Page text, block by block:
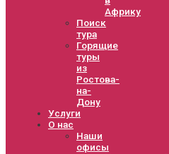
Африку
Поиск
тура
Горящие
туры
из
Ростова-
на-
Дону
Услуги
О нас
Наши
офисы